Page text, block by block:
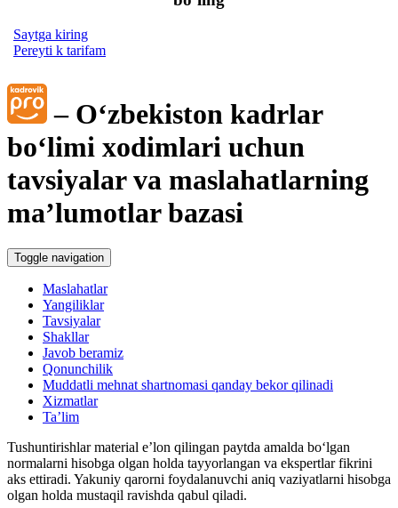
Saytga kiring
Pereyti k tarifam
– Oʻzbekiston kadrlar
boʻlimi хodimlari uchun
tavsiyalar va maslahatlarning
ma’lumotlar bazasi
Toggle navigation
Maslahatlar
Yangiliklar
Tavsiyalar
Shakllar
Javob beramiz
Qonunchilik
Muddatli mehnat shartnomasi qanday bekor qilinadi
Xizmatlar
Ta’lim
Tushuntirishlar material e’lon qilingan paytda amalda boʻlgan
normalarni hisobga olgan holda tayyorlangan va ekspertlar fikrini
aks ettiradi. Yakuniy qarorni foydalanuvchi aniq vaziyatlarni hisobga
olgan holda mustaqil ravishda qabul qiladi.